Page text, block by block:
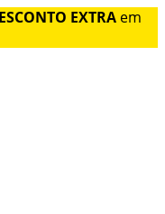
EXTRA em